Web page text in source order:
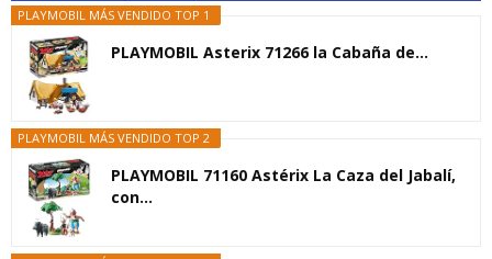
PLAYMOBIL MÁS VENDIDO TOP 1
PLAYMOBIL Asterix 71266 la Cabaña de...
PLAYMOBIL MÁS VENDIDO TOP 2
PLAYMOBIL 71160 Astérix La Caza del Jabalí,
con...